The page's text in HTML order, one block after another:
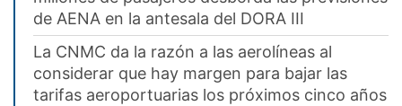
de AENA en la antesala del DORA III
La CNMC da la razón a las aerolíneas al
considerar que hay margen para bajar las
tarifas aeroportuarias los próximos cinco años